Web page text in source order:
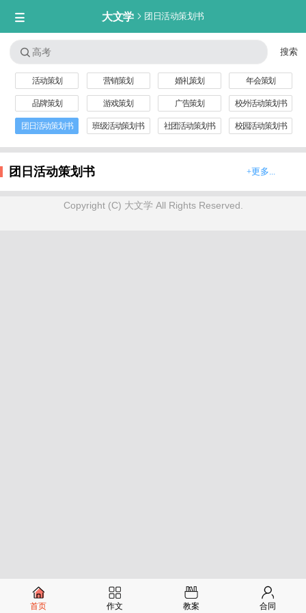
大文学 团日活动策划书


活动策划 营销策划 婚礼策划 年会策划
品牌策划 游戏策划 广告策划 校外活动策划书
团日活动策划书 班级活动策划书 社团活动策划书 校园活动策划书
团日活动策划书 +更多...
Copyright (C) 大文学 All Rights Reserved.
首页 作文 教案 合同